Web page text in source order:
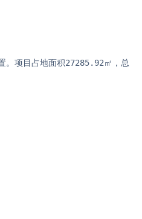
。项目占地面积27285.92㎡，总